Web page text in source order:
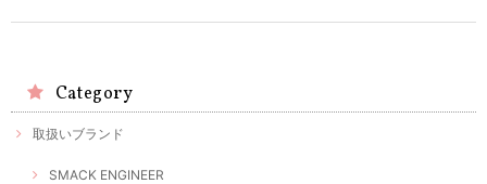
Category
取扱いブランド
SMACK ENGINEER